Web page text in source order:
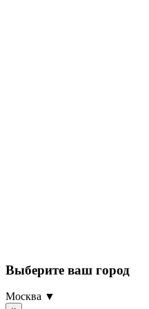
Выберите ваш город
Москва ▼